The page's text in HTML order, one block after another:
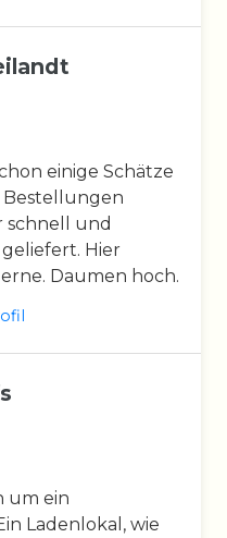
einige Schätze
schnell und
Hier
Daumen hoch.
um ein
Ladenlokal, wie